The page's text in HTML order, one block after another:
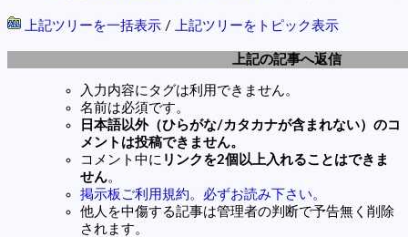
上記ツリーを一括表示 / 上記ツリーをトピック表示
上記の記事へ返信
入力内容にタグは利用できません。
名前は必須です。
日本語以外（ひらがな/カタカナが含まれない）のコ
メントは投稿できません。
コメント中に リンクを2個以上入れることはできま
せん。
掲示板ご利用規約。必ずお読み下さい。
他人を中傷する記事は管理者の判断で予告無く削除
されます。